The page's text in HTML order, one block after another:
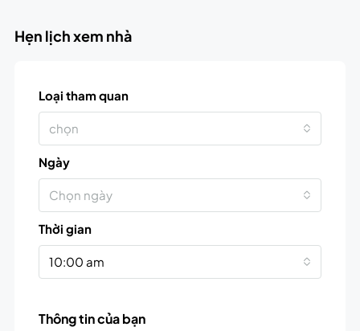
Hẹn lịch xem nhà
Loại tham quan
chọn
Ngày
Chọn ngày
Thời gian
10:00 am
Thông tin của bạn